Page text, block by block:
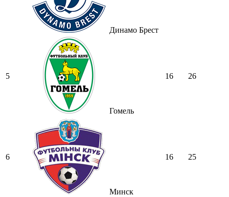
Динамо Брест
5
Гомель
16 26
6
Минск
16 25